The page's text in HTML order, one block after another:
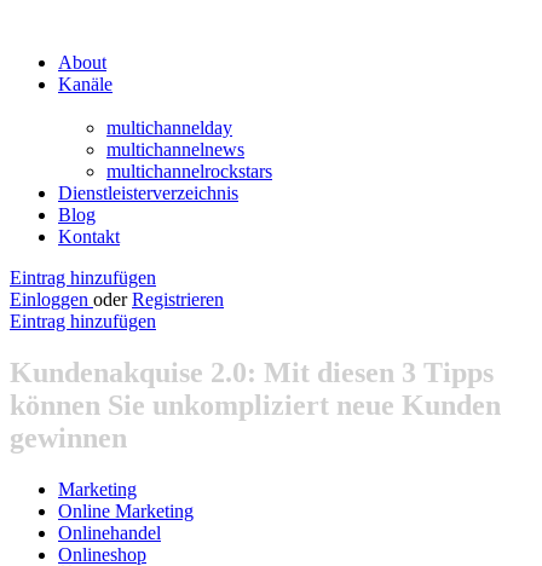
About
Kanäle
multichannelday
multichannelnews
multichannelrockstars
Dienstleisterverzeichnis
Blog
Kontakt
Eintrag hinzufügen
Einloggen oder Registrieren
Eintrag hinzufügen
Kundenakquise 2.0: Mit diesen 3 Tipps
können Sie unkompliziert neue Kunden
gewinnen
Marketing
Online Marketing
Onlinehandel
Onlineshop